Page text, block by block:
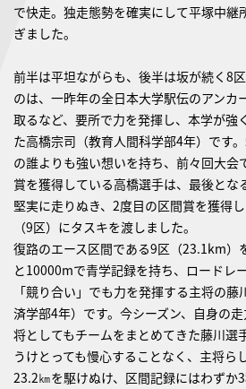
で快走。独走態勢を確実にして平塚中継
ぎました。
前半は平坦ながらも、後半は坂が続く8
のは、一昨年の全日本大学駅伝のアンカ
取るなど、要所で力を発揮し、本学が強
た高橋宗司（教育人間科学部4年）です
の誰よりも強い想いを持ち、前々回大会
賞を獲得している高橋選手は、最後とな
堅実に走りぬき、2度目の区間賞を獲得
（9区）にタスキを渡しました。
復路のエース区間である9区（23.1km）
と10000mで青学記録を持ち、ロードレ
「競り合い」でも力を発揮する主将の
済学部4年）です。今シーズン、自身の
将としてもチームをまとめてきた藤川選
うけとっても慢心することなく、主将ら
23.2㎞を駆けぬけ、区間記録にはわずか